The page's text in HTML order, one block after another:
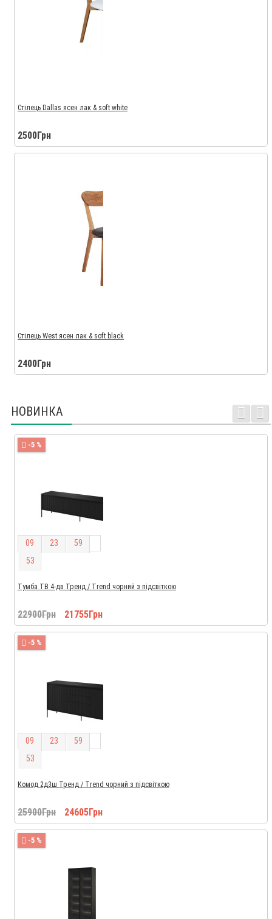
Стілець Dallas ясен лак & soft white
2500Грн
Стілець West ясен лак & soft black
2400Грн
НОВИНКА
-5 %
09 23 59
52
Тумба ТВ 4-дв Тренд / Trend чорний з підсвіткою
22900Грн 21755Грн
-5 %
09 23 59
52
Комод 2д3ш Тренд / Trend чорний з підсвіткою
25900Грн 24605Грн
-5 %